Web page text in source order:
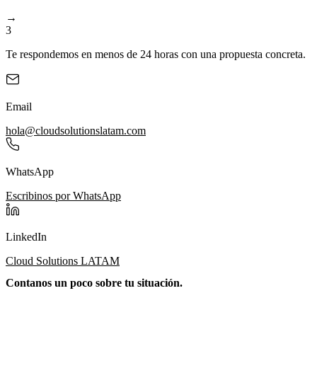
→
3
Te respondemos en menos de 24 horas con una propuesta concreta.
Email
hola@cloudsolutionslatam.com
WhatsApp
Escribinos por WhatsApp
LinkedIn
Cloud Solutions LATAM
Contanos un poco sobre tu situación.